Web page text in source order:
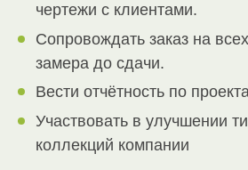
чертежи с клиентами.
Сопровождать заказ на
замера до сдачи.
Вести отчётность по
Участвовать в улучшении
коллекций компании